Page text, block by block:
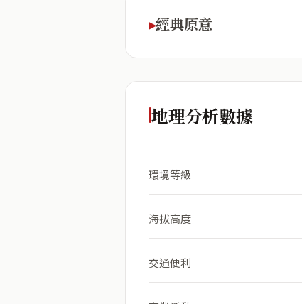
經典原意
地理分析數據
環境等級
海拔高度
交通便利